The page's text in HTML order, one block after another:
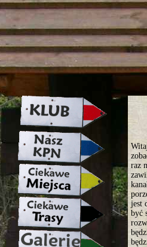
strona w
raz
jest
być